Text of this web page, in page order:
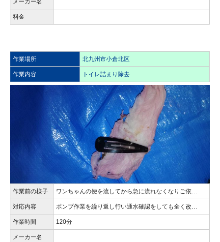
メーカー名
料金
作業場所 北九州市小倉北区
作業内容 トイレ詰まり除去
作業前の様子 ワンちゃんの便を流してから急に流れなくなりご依…
対応内容 ポンプ作業を繰り返し行い通水確認をしても全く改…
作業時間 120分
メーカー名